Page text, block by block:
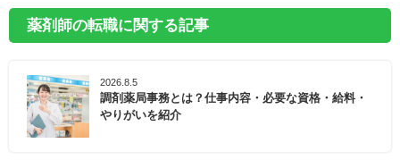
薬剤師の転職に関する記事
2026.8.5
調剤薬局事務とは？仕事内容・必要な資格・給料・
やりがいを紹介